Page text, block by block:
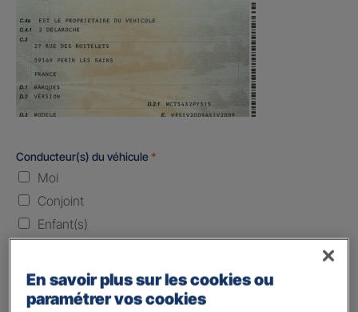
Conducteur(s) du véhicule *
Moi
Conjoint
Enfant(s)
Laissez vide ou indiquez la date envisagez
En savoir plus sur les cookies ou
paramétrer vos cookies